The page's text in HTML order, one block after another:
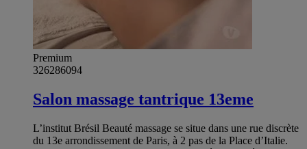
Premium
326286094
Salon massage tantrique 13eme
L’institut Brésil Beauté massage se situe dans une rue discrète
du 13e arrondissement de Paris, à 2 pas de la Place d’Italie.